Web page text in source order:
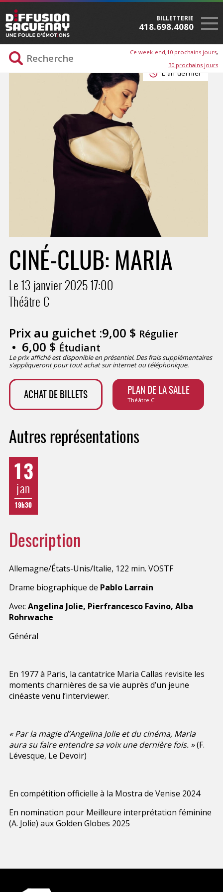
BILLETTERIE
418.698.4080
Ce week-end 10 prochains jours
30 prochains jours
L'an dernier
CINÉ-CLUB: MARIA
Le 13 janvier 202517:00
Théâtre C
Prix au guichet :9,00 $ Régulier
6,00 $ Étudiant
Le prix affiché est disponible en présentiel. Des frais supplémentaires
s’appliqueront pour tout achat sur internet ou téléphonique.
ACHAT DE BILLETS PLAN DE LA SALLE
Théâtre C
Autres représentations
13
jan
19h30
Description
Allemagne/États-Unis/Italie, 122 min. VOSTF
Drame biographique de Pablo Larrain
AvecAngelina Jolie, Pierfrancesco Favino, Alba
Rohrwache
Général
En 1977 à Paris, la cantatrice Maria Callas revisite les
moments charnières de sa vie auprès d’un jeune
cinéaste venu l’interviewer.
« Par la magie d’Angelina Jolie et du cinéma, Maria
aura su faire entendre sa voix une dernière fois. »(F.
Lévesque, Le Devoir)
En compétition officielle à la Mostra de Venise 2024
En nomination pour Meilleure interprétation féminine
(A. Jolie) aux Golden Globes 2025